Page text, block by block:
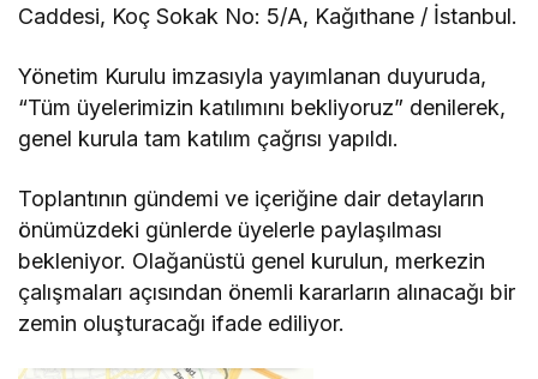
Caddesi, Koç Sokak No: 5/A, Kağıthane / İstanbul.
Yönetim Kurulu imzasıyla yayımlanan duyuruda,
“Tüm üyelerimizin katılımını bekliyoruz” denilerek,
genel kurula tam katılım çağrısı yapıldı.
Toplantının gündemi ve içeriğine dair detayların
önümüzdeki günlerde üyelerle paylaşılması
bekleniyor. Olağanüstü genel kurulun, merkezin
çalışmaları açısından önemli kararların alınacağı bir
zemin oluşturacağı ifade ediliyor.